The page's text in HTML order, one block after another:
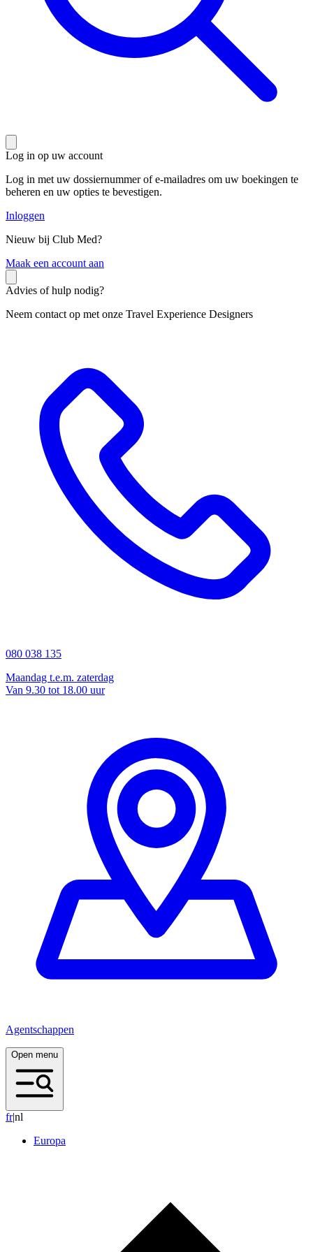
Log in op uw account
Log in met uw dossiernummer of e-mailadres om uw boekingen te
beheren en uw opties te bevestigen.
Inloggen
Nieuw bij Club Med?
Maak een account aan
Advies of hulp nodig?
Neem contact op met onze Travel Experience Designers
080 038 135
Maandag t.e.m. zaterdag
Van 9.30 tot 18.00 uur
Agentschappen
Open menu
fr|nl
Europa